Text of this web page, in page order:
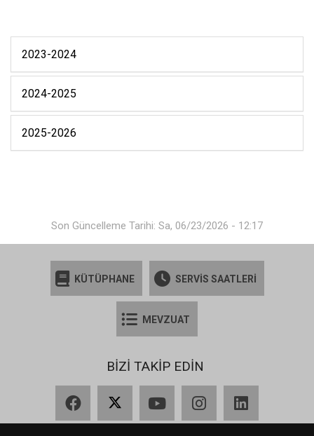
2023-2024
2024-2025
2025-2026
Son Güncelleme Tarihi: Sa, 06/23/2026 - 12:17
KÜTÜPHANE SERVİS SAATLERİ
MEVZUAT
BİZİ TAKİP EDİN